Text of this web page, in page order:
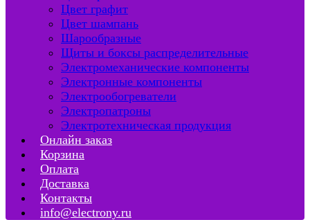
Цвет графит
Цвет шампань
Шарообразные
Щиты и боксы распределительные
Электромеханические компоненты
Электронные компоненты
Электрообогреватели
Электропатроны
Электротехническая продукция
Онлайн заказ
Корзина
Оплата
Доставка
Контакты
info@electrony.ru